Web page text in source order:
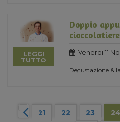
LEGGI
TUTTO
Doppio
Venerdi 11
Degustazione &
21 22 23 24